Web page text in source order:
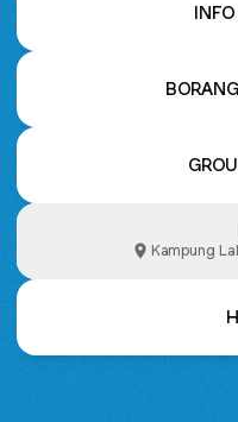
Kampung